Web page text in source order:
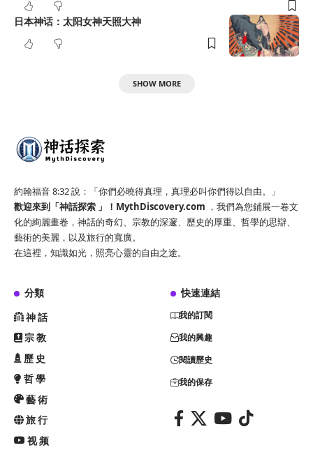
日本神话：太阳女神天照大神
SHOW MORE
約翰福音 8:32 說：「你們必曉得真理，真理必叫你們得以自由。」
歡迎來到「神話探索 」！ MythDiscovery.com ，我們為您鋪展一卷文
化的絢麗畫卷，神話的奇幻、宗教的深邃、歷史的厚重、哲學的思辯、
藝術的美麗，以及旅行的寬廣。
在這裡，知識如光，照亮心靈的自由之途。
分類
神話
宗教
歷史
哲學
藝術
旅行
视频
快速連結
我的訂閱
我的興趣
閱讀歷史
我的保存